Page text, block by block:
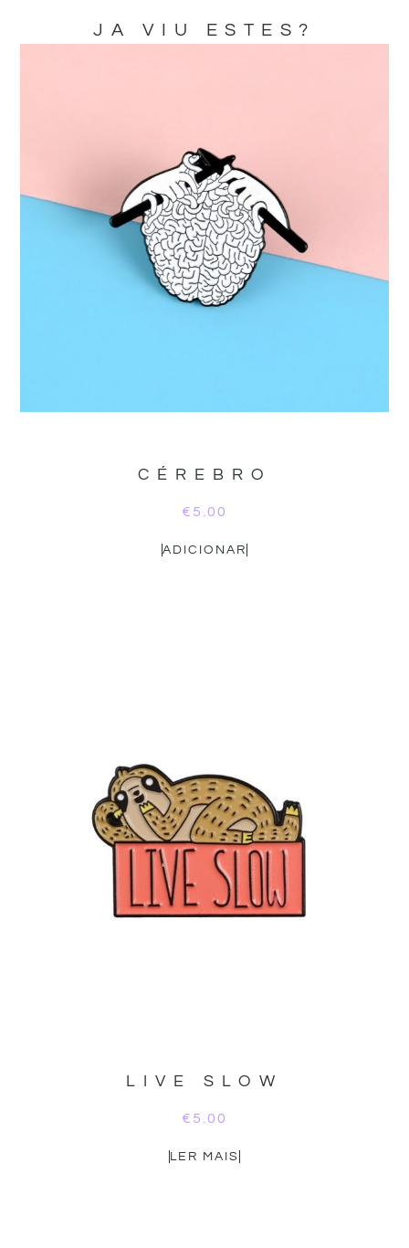
JA VIU ESTES?
CÉREBRO
€ 5.00
ADICIONAR
LIVE SLOW
€ 5.00
LER MAIS